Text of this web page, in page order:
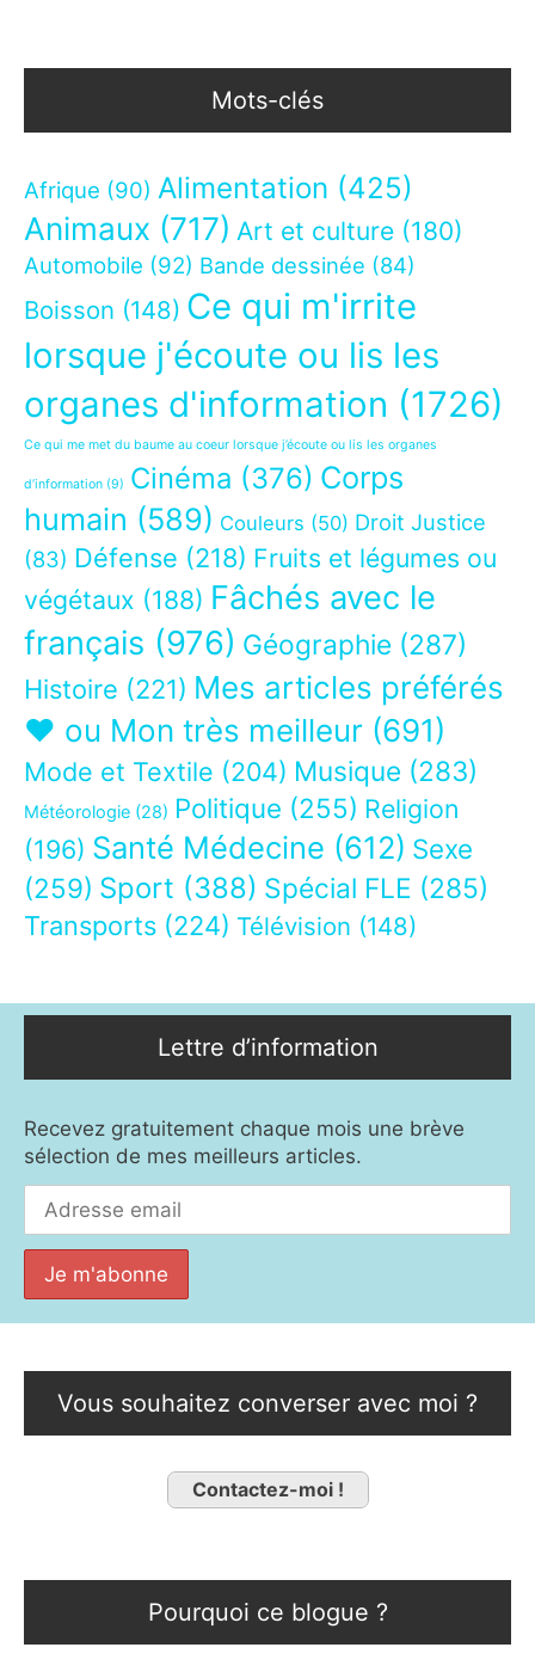
Mots-clés
Afrique (90) Alimentation (425)
Animaux (717) Art et culture (180)
Automobile (92) Bande dessinée (84)
Boisson (148) Ce qui m'irrite
lorsque j'écoute ou lis les
organes d'information (1726)
Ce qui me met du baume au coeur lorsque j’écoute ou lis les organes
d’information (9) Cinéma (376) Corps
humain (589) Couleurs (50) Droit Justice
(83) Défense (218) Fruits et légumes ou
végétaux (188) Fâchés avec le
français (976) Géographie (287)
Histoire (221) Mes articles préférés
❤ ou Mon très meilleur (691)
Mode et Textile (204) Musique (283)
Météorologie (28) Politique (255) Religion
(196) Santé Médecine (612) Sexe
(259) Sport (388) Spécial FLE (285)
Transports (224) Télévision (148)
Lettre d’information
Recevez gratuitement chaque mois une brève
sélection de mes meilleurs articles.
Vous souhaitez converser avec moi ?
Contactez-moi !
Pourquoi ce blogue ?